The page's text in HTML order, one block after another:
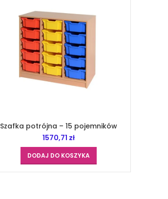
Szafka potrójna – 15 pojemników
1570,71 zł
DODAJ DO KOSZYKA